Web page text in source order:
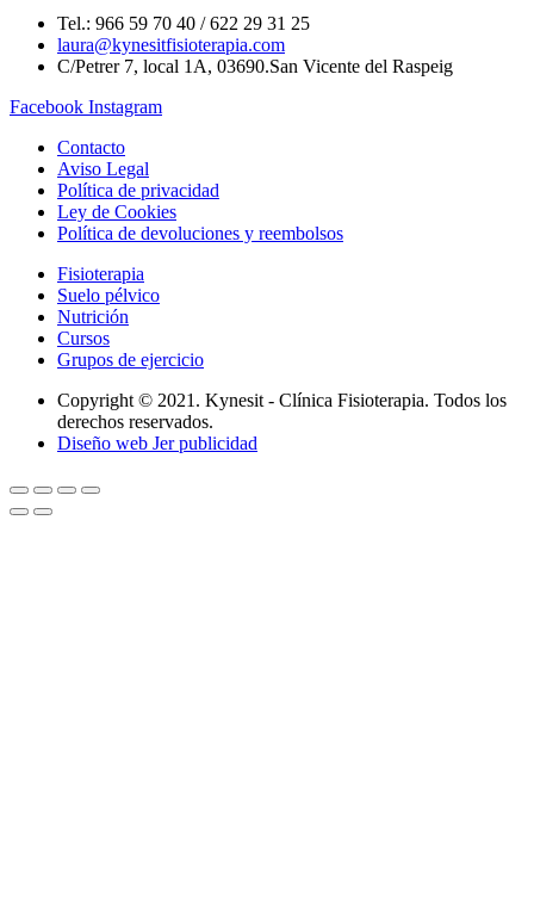
Tel.: 966 59 70 40 / 622 29 31 25
laura@kynesitfisioterapia.com
C/Petrer 7, local 1A, 03690.San Vicente del Raspeig
Facebook Instagram
Contacto
Aviso Legal
Política de privacidad
Ley de Cookies
Política de devoluciones y reembolsos
Fisioterapia
Suelo pélvico
Nutrición
Cursos
Grupos de ejercicio
Copyright © 2021. Kynesit - Clínica Fisioterapia. Todos los
derechos reservados.
Diseño web Jer publicidad